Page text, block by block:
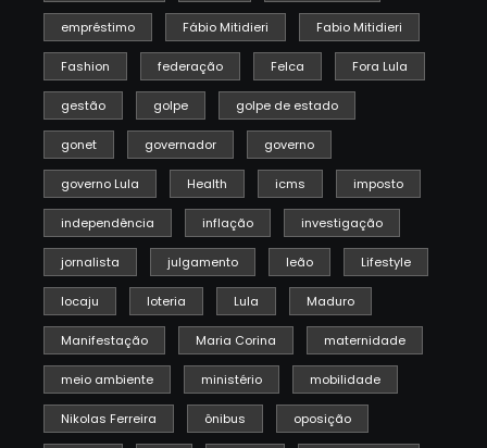
empréstimo Fábio Mitidieri Fabio Mitidieri
Fashion federação Felca Fora Lula
gestão golpe golpe de estado
gonet governador governo
governo Lula Health icms imposto
independência inflação investigação
jornalista julgamento leão Lifestyle
locaju loteria Lula Maduro
Manifestação Maria Corina maternidade
meio ambiente ministério mobilidade
Nikolas Ferreira ônibus oposição